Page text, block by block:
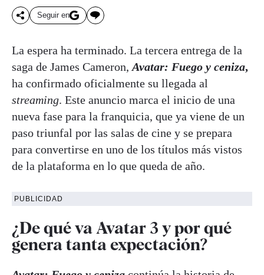
Seguir en
La espera ha terminado. La tercera entrega de la
saga de James Cameron, Avatar: Fuego y ceniza,
ha confirmado oficialmente su llegada al
streaming. Este anuncio marca el inicio de una
nueva fase para la franquicia, que ya viene de un
paso triunfal por las salas de cine y se prepara
para convertirse en uno de los títulos más vistos
de la plataforma en lo que queda de año.
PUBLICIDAD
¿De qué va Avatar 3 y por qué
genera tanta expectación?